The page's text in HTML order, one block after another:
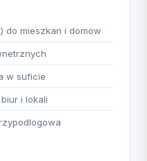
do mieszkan i domow
w suficie
i lokali